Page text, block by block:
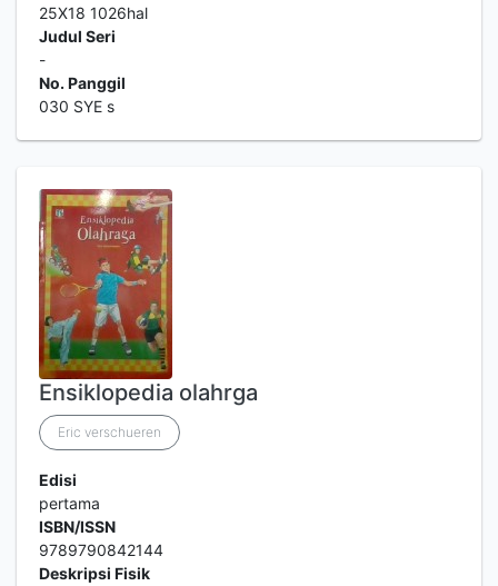
25X18 1026hal
Judul Seri
-
No. Panggil
030 SYE s
Ensiklopedia olahrga
Eric verschueren
Edisi
pertama
ISBN/ISSN
9789790842144
Deskripsi Fisik